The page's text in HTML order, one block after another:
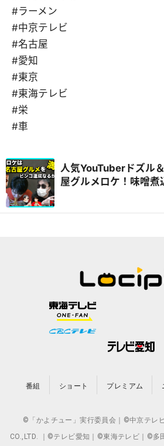
#ラーメン
#中京テレビ
#名古屋
#愛知
#東京
#東海テレビ
#栄
#車
人気YouTuberドズル
屋グルメロケ！味噌煮
番組 ショート プレミアム
©「かよチュー」実行委員会｜©中京テレ
CO.,LTD. ｜©テレビ愛知｜©東海テレビ｜©多